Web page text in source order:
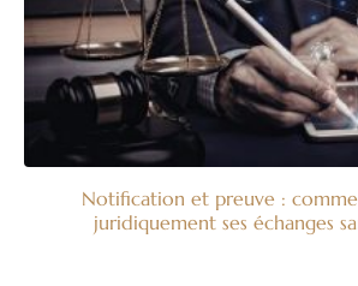
Notification et preuve :
juridiquement ses échanges